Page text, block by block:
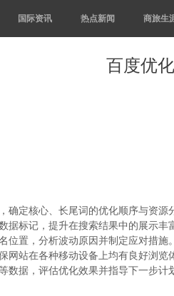
国际资讯 热点新闻 商旅生
百度优
定核心、长尾词的优化顺序与资源
标记，提升在搜索结果中的展示丰
置，分析波动原因并制定应对措施。
站在各种移动设备上均有良好浏览
据，评估优化效果并指导下一步计